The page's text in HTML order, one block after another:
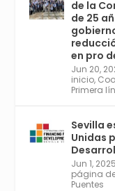
Avata
r
Sevilla
21 May
Conoce
que ha
la
https://
2
de la
de 25
en pro
Jun 20,
inicio,
Primera
Sevilla
Unidas
Jun 1, 2025
página
Puentes